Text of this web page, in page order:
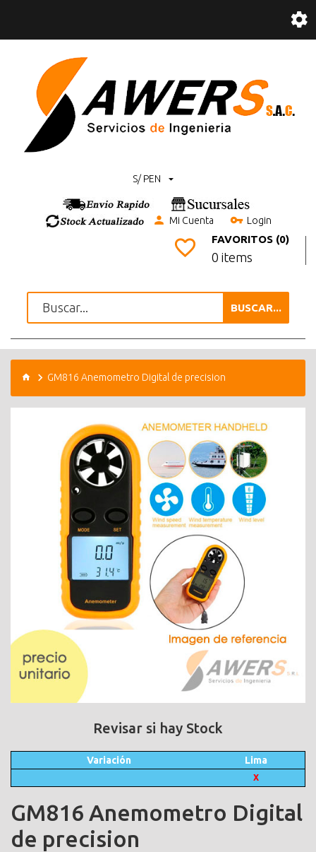
S/ PEN
Mi Cuenta Login
FAVORITOS (0)
0 items
BUSCAR...
GM816 Anemometro Digital de precision
Revisar si hay Stock
Variación Lima
X
GM816 Anemometro Digital
de precision